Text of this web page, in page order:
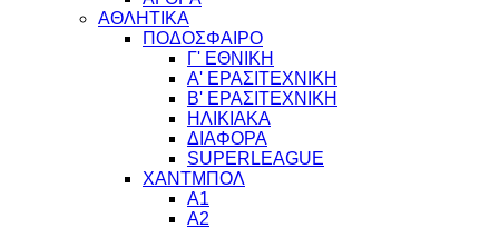
ΑΘΛΗΤΙΚΑ
ΠΟΔΟΣΦΑΙΡΟ
Γ' ΕΘΝΙΚΗ
Α' ΕΡΑΣΙΤΕΧΝΙΚΗ
Β' ΕΡΑΣΙΤΕΧΝΙΚΗ
ΗΛΙΚΙΑΚΑ
ΔΙΑΦΟΡΑ
SUPERLEAGUE
ΧΑΝΤΜΠΟΛ
Α1
Α2